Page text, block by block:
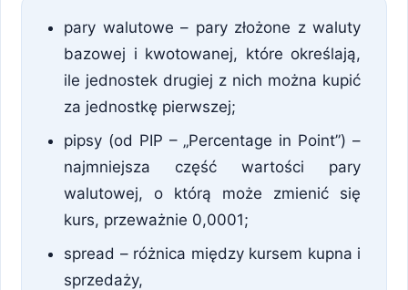
pary walutowe – pary złożone z waluty
bazowej i kwotowanej, które określają,
ile jednostek drugiej z nich można kupić
za jednostkę pierwszej;
pipsy (od PIP – „Percentage in Point”) –
najmniejsza część wartości pary
walutowej, o którą może zmienić się
kurs, przeważnie 0,0001;
spread – różnica między kursem kupna i
sprzedaży,